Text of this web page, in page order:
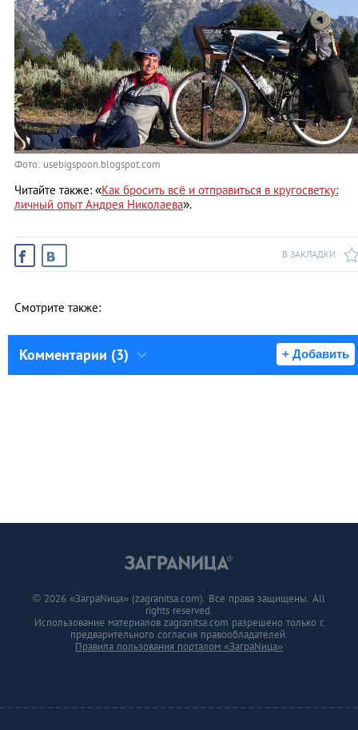
Фото: usebigspoon.blogspot.com
Читайте также: «Как бросить всё и отправиться в кругосветку:
личный опыт Андрея Николаева».
В ЗАКЛАДКИ
Смотрите также:
Комментарии (3) + Добавить
© 2026 «ЗаграNица» (zagranitsa.com). Все права защищены. All
rights reserved.
Использование материалов zagranitsa.com разрешено только с
предварительного согласия правообладателей.
Правила пользования порталом «ЗаграNица»